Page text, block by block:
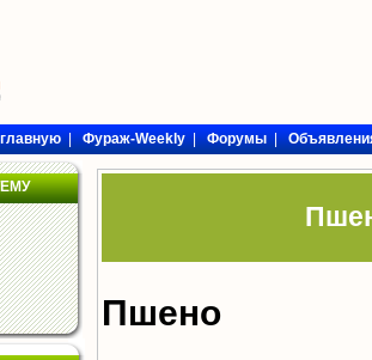
|Фураж-Weekly|Форумы|
Пшено